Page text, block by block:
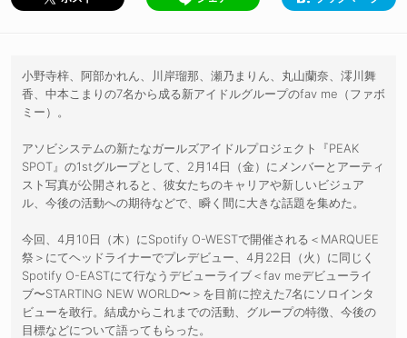
小野寺梓、阿部かれん、川岸瑠那、瀬乃まりん、丸山蘭奈、澪川舞
香、中本こまりの7名から成る新アイドルグループのfav me（ファボ
ミー）。
アソビシステムの新たなガールズアイドルプロジェクト『PEAK
SPOT』の1stグループとして、2月14日（金）にメンバーとアーティ
スト写真が公開されると、彼女たちのキャリアや新しいビジュア
ル、今後の活動への期待などで、瞬く間に大きな話題を集めた。
今回、4月10日（木）にSpotify O-WESTで開催される＜MARQUEE
祭＞にてヘッドライナーでプレデビュー、4月22日（火）に同じく
Spotify O-EASTにて行なうデビューライブ＜fav meデビューライ
ブ〜STARTING NEW WORLD〜＞を目前に控えた7名にソロインタ
ビューを敢行。結成からこれまでの活動、グループの特徴、今後の
目標などについて語ってもらった。